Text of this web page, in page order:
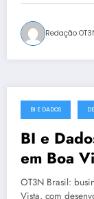
Redação
julho 19, 2025
BI E DADOS
BI e
em Boa
5541
OT3N Brasil:
Vista, com